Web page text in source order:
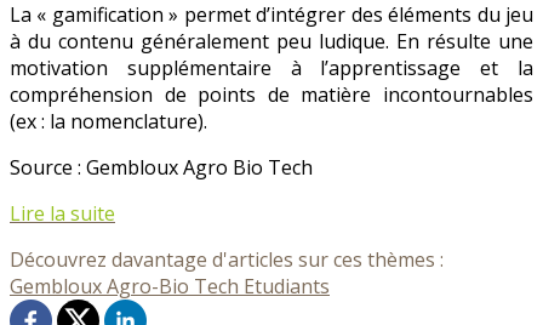
La « gamification » permet d’intégrer des éléments du jeu
à du contenu généralement peu ludique. En résulte une
motivation supplémentaire à l’apprentissage et la
compréhension de points de matière incontournables
(ex : la nomenclature).
Source : Gembloux Agro Bio Tech
Lire la suite
Découvrez davantage d'articles sur ces thèmes :
Gembloux Agro-Bio Tech Etudiants